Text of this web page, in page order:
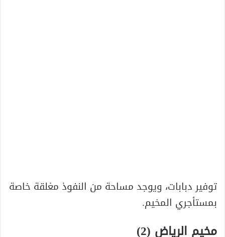
توفير دبابات، ويوجد مساحة من النفوذ مغلقة خاصة
بمستأجري المخيم.
مخيم الرياض (2)